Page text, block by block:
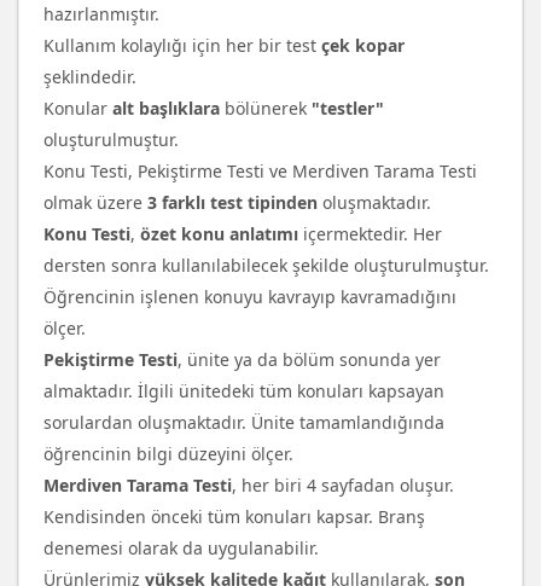
hazırlanmıştır.
Kullanım kolaylığı için her bir test çek kopar
şeklindedir.
Konular alt başlıklara bölünerek "testler"
oluşturulmuştur.
Konu Testi, Pekiştirme Testi ve Merdiven Tarama Testi
olmak üzere 3 farklı test tipinden oluşmaktadır.
Konu Testi, özet konu anlatımı içermektedir. Her
dersten sonra kullanılabilecek şekilde oluşturulmuştur.
Öğrencinin işlenen konuyu kavrayıp kavramadığını
ölçer.
Pekiştirme Testi, ünite ya da bölüm sonunda yer
almaktadır. İlgili ünitedeki tüm konuları kapsayan
sorulardan oluşmaktadır. Ünite tamamlandığında
öğrencinin bilgi düzeyini ölçer.
Merdiven Tarama Testi, her biri 4 sayfadan oluşur.
Kendisinden önceki tüm konuları kapsar. Branş
denemesi olarak da uygulanabilir.
Ürünlerimiz yüksek kalitede kağıt kullanılarak, son